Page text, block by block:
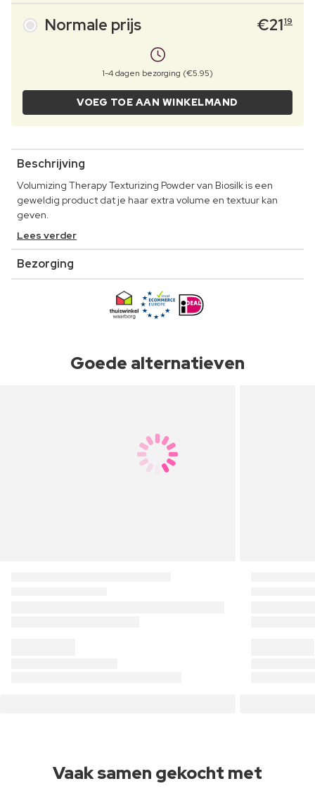
Normale prijs €2119
1-4 dagen bezorging (€5.95)
VOEG TOE AAN WINKELMAND
Beschrijving
Volumizing Therapy Texturizing Powder van Biosilk is een
geweldig product dat je haar extra volume en textuur kan
geven.
Lees verder
Bezorging
Goede alternatieven
Vaak samen gekocht met